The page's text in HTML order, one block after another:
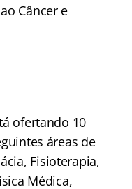
Câncer e
ofertando 10
áreas de
Fisioterapia,
Médica,